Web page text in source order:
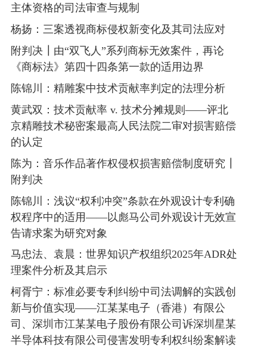
标准必要专利，许可范围为全球非独占许可，没有分许
可权，仅限于许可标准的实施使用领域。
（三）当事人就涉案标准必要专利许可磋商的地点
2019年2月19日，OPPO、OPPO深圳公司与夏普、
赛恩倍吉在OPPO深圳公司的深圳办公室进行会谈，故
深圳市为当事人专利许可磋商地。
（四）夏普在其他法域起诉OPPO或其合作伙伴的
情况
在双方磋商期间，自2020年1月起，夏普以OPPO或
其合作伙伴为被告，在日本东京地方裁判所、德国慕尼
黑地区法院、德国曼海姆地区法院及台湾地区智慧财产
法院等提起专利侵权诉讼。
（五）涉案标准必要专利实施者的主要实施地、主
要营业地或主要营收来源地
涉案标准必要专利实施者OPPO、OPPO深圳公司的
主要营业地在中国，其涉案智能终端产品的制造地和主
要销售区域亦在中国。截至2019年12月31日，OPPO在
中国的销售占比超70%，在欧洲的销售占比约为
0.20%，在日本的销售占比不足0.1%。上述数据表明，
OPPO智能终端产品在中国的销售比例远高于在德国、
日本等其他国家的销售比例。
主体资格的司法审查与规制
杨扬：三案透视商标侵权新变化及其司法应对
附判决┃由“双飞人”系列商标无效案件，再论
《商标法》第四十四条第一款的适用边界
陈锦川：精雕案中技术贡献率判定的法理分析
黄武双：技术贡献率 v. 技术分摊规则——评北
京精雕技术秘密案最高人民法院二审对损害赔偿
的认定
陈为：音乐作品著作权侵权损害赔偿制度研究┃
附判决
陈锦川：浅议“权利冲突”条款在外观设计专利确
权程序中的适用——以彪马公司外观设计无效宣
告请求案为研究对象
马忠法、袁晨：世界知识产权组织2025年ADR处
理案件分析及其启示
柯胥宁：标准必要专利纠纷中司法调解的实践创
新与价值实现——江某某电子（香港）有限公
司、深圳市江某某电子股份有限公司诉深圳星某
半导体科技有限公司侵害发明专利权纠纷案解读